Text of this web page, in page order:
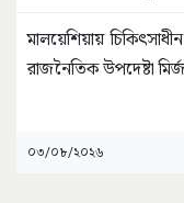
মালয়েশিয়ায়
রাজনৈতিক উপদেষ্টা
০৩/০৮/২০২৬